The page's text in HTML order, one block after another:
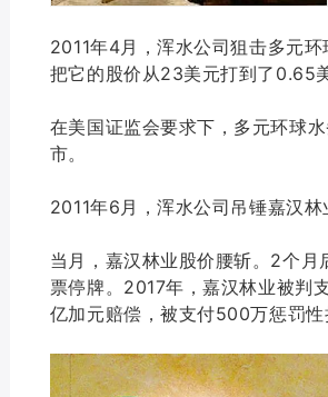
2011年4月，浑水公司狙击多元环
把它的股价从23美元打到了0.65美
在美国证监会要求下， 多元环球
市。
2011年6月，浑水公司吊锤嘉汉林
当月，嘉汉林业股价腰斩。2个月
票停牌。 2017年，嘉汉林业被判
亿加元赔偿，被支付500万惩罚性